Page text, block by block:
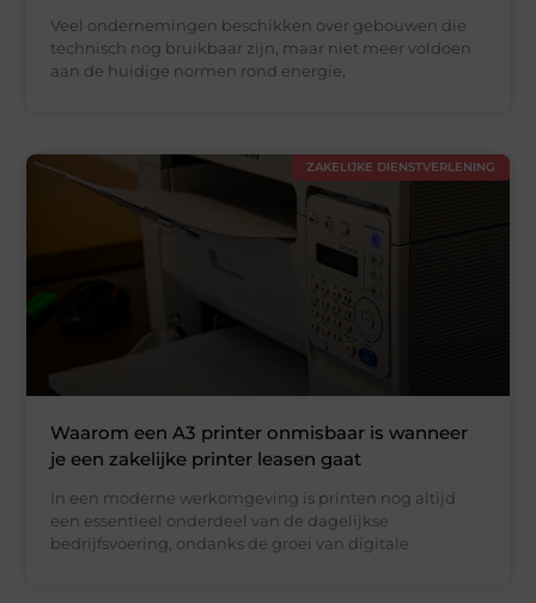
Veel ondernemingen beschikken over gebouwen die
technisch nog bruikbaar zijn, maar niet meer voldoen
aan de huidige normen rond energie,
ZAKELIJKE DIENSTVERLENING
Waarom een A3 printer onmisbaar is wanneer
je een zakelijke printer leasen gaat
In een moderne werkomgeving is printen nog altijd
een essentieel onderdeel van de dagelijkse
bedrijfsvoering, ondanks de groei van digitale